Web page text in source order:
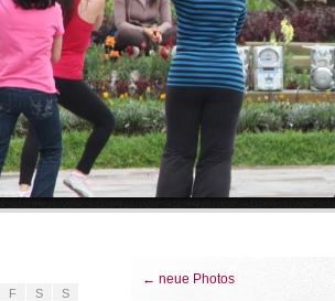
← neue Photos
F S S